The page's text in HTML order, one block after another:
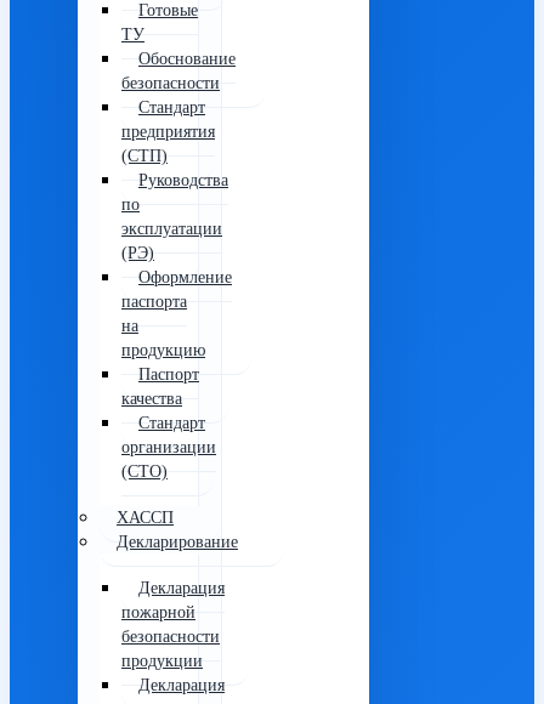
Готовые
ТУ
Обоснование
безопасности
Стандарт
предприятия
(СТП)
Руководства
по
эксплуатации
(РЭ)
Оформление
паспорта
на
продукцию
Паспорт
качества
Стандарт
организации
(СТО)
ХАССП
Декларирование
Декларация
пожарной
безопасности
продукции
Декларация